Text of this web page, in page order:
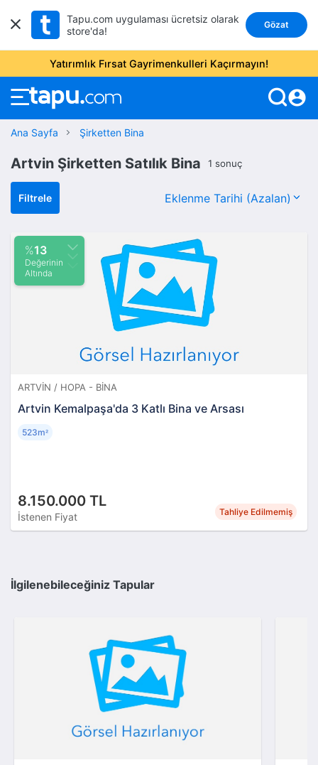
Tapu.com uygulaması ücretsiz olarak
store'da!
Gözat
Yatırımlık Fırsat Gayrimenkulleri Kaçırmayın!
account_circle
Ana Sayfa Şirketten Bina
Artvin Şirketten Satılık Bina 1 sonuç
Filtrele
%13
Değerinin
Altında
ARTVIN / HOPA - BINA
Artvin Kemalpaşa'da 3 Katlı Bina ve Arsası
8.150.000 TL
İstenen Fiyat Tahliye Edilmemiş
523m²
İlgilenebileceğiniz Tapular